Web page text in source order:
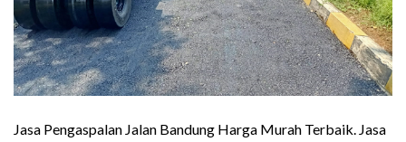
Jasa Pengaspalan Jalan Bandung Harga Murah Terbaik. Jasa